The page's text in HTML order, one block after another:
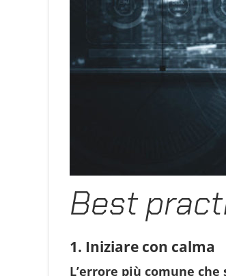
Best
1. Iniziare con calma
L’errore più comune